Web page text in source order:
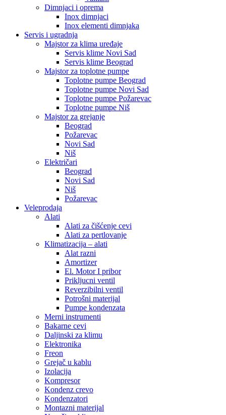
Dimnjaci i oprema
Inox dimnjaci
Inox elementi dimnjaka
Servis i ugradnja
Majstor za klima uređaje
Servis klime Novi Sad
Servis klime Beograd
Majstor za toplotne pumpe
Toplotne pumpe Beograd
Toplotne pumpe Novi Sad
Toplotne pumpe Požarevac
Toplotne pumpe Niš
Majstor za grejanje
Beograd
Požarevac
Novi Sad
Niš
Električari
Beograd
Novi Sad
Niš
Požarevac
Veleprodaja
Alati
Alati za čišćenje cevi
Alati za pertlovanje
Klimatizacija – alati
Alat razni
Amortizer
El. Motor I pribor
Prikljucni ventil
Reverzibilni ventil
Potrošni materijal
Pumpe kondenzata
Merni instrumenti
Bakarne cevi
Daljinski za klimu
Elektronika
Freon
Grejač u kablu
Izolacija
Kompresor
Kondenz crevo
Kondenzatori
Montazni materijal